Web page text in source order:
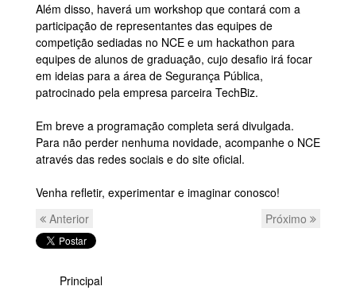
Além disso, haverá um workshop que contará com a
participação de representantes das equipes de
competição sediadas no NCE e um hackathon para
equipes de alunos de graduação, cujo desafio irá focar
em ideias para a área de Segurança Pública,
patrocinado pela empresa parceira TechBiz.
Em breve a programação completa será divulgada.
Para não perder nenhuma novidade, acompanhe o NCE
através das redes sociais e do site oficial.
Venha refletir, experimentar e imaginar conosco!
Anterior
Próximo
Principal